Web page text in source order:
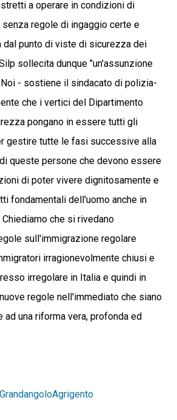
a operare in condizioni di
regole di ingaggio certe e
dal punto di viste di sicurezza dei
sollecita dunque "un'assunzione
- sostiene il sindacato di polizia-
che i vertici del Dipartimento
pongano in essere tutti gli
gestire tutte le fasi successive alla
queste persone che devono essere
di poter vivere dignitosamente e
fondamentali dell'uomo anche in
che si rivedano
sull'immigrazione regolare
irragionevolmente chiusi e
irregolare in Italia e quindi in
regole nell'immediato che siano
ad una riforma vera, profonda ed
GrandangoloAgrigento